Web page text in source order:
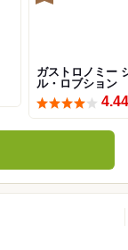
ガストロノミー
ル・ロブション
4.44